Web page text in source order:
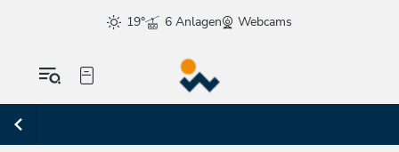
19° 6 Anlagen Webcams